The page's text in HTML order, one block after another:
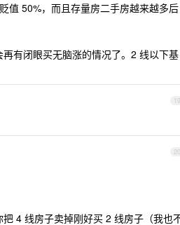
值 50%，而且存量房二手房越来越多后
有闭眼买无脑涨的情况了。2 线以下基
19
20
4 线房子卖掉刚好买 2 线房子（我也